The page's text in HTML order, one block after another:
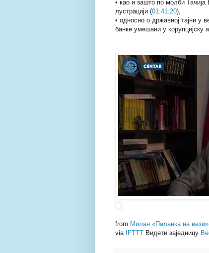
• као и зашто по молби
лустрацији (01:41:20),
• односно о државној тајни у
банке умешани у корупцијску
from Милан «Паланка на
via IFTTT Видети заједницу